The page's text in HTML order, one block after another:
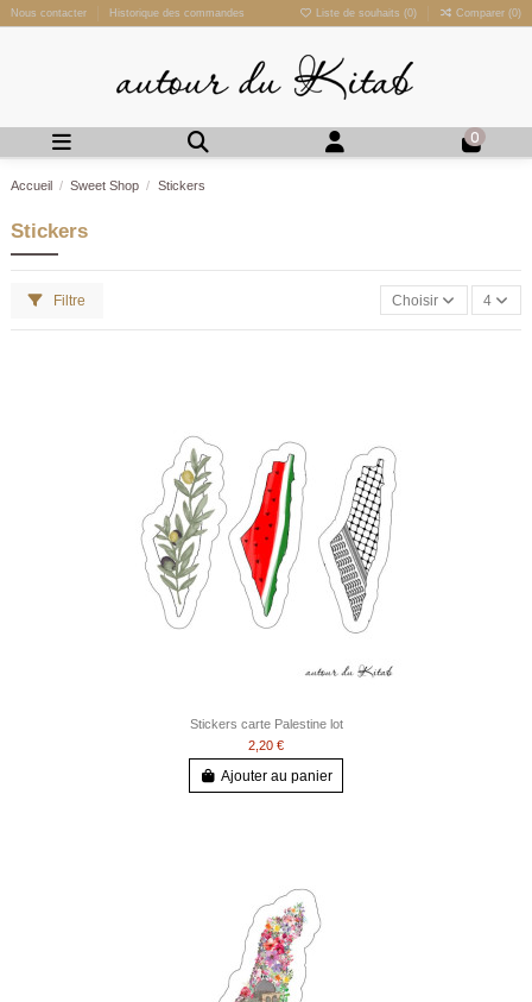
Nous contacter Historique des commandes Liste de souhaits (0) Comparer (0)
0
Accueil Sweet Shop Stickers
Stickers
Filtre Choisir 4
Stickers carte Palestine lot
2,20 €
Ajouter au panier